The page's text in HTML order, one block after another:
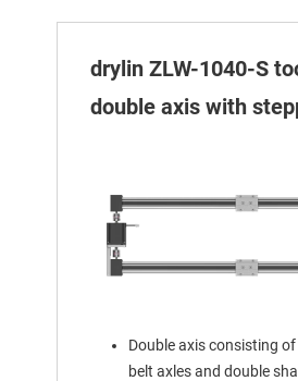
drylin ZLW-1040-S
double axis with
Double axis consisting
belt axles and double